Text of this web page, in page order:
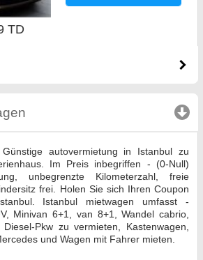
TD
click to collapse contents
autovermietung in Istanbul zu
Im Preis inbegriffen - (0-Null)
unbegrenzte Kilometerzahl, freie
frei. Holen Sie sich Ihren Coupon
Istanbul mietwagen umfasst -
Minivan 6+1, van 8+1, Wandel cabrio,
Pkw zu vermieten, Kastenwagen,
und Wagen mit Fahrer mieten.